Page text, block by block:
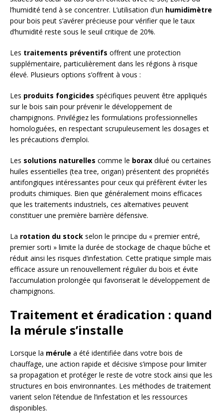
l’humidité tend à se concentrer. L’utilisation d’un humidimètre
pour bois peut s’avérer précieuse pour vérifier que le taux
d’humidité reste sous le seuil critique de 20%.
Les traitements préventifs offrent une protection
supplémentaire, particulièrement dans les régions à risque
élevé. Plusieurs options s’offrent à vous :
Les produits fongicides spécifiques peuvent être appliqués
sur le bois sain pour prévenir le développement de
champignons. Privilégiez les formulations professionnelles
homologuées, en respectant scrupuleusement les dosages et
les précautions d’emploi.
Les solutions naturelles comme le borax dilué ou certaines
huiles essentielles (tea tree, origan) présentent des propriétés
antifongiques intéressantes pour ceux qui préfèrent éviter les
produits chimiques. Bien que généralement moins efficaces
que les traitements industriels, ces alternatives peuvent
constituer une première barrière défensive.
La rotation du stock selon le principe du « premier entré,
premier sorti » limite la durée de stockage de chaque bûche et
réduit ainsi les risques d’infestation. Cette pratique simple mais
efficace assure un renouvellement régulier du bois et évite
l’accumulation prolongée qui favoriserait le développement de
champignons.
Traitement et éradication : quand
la mérule s’installe
Lorsque la mérule a été identifiée dans votre bois de
chauffage, une action rapide et décisive s’impose pour limiter
sa propagation et protéger le reste de votre stock ainsi que les
structures en bois environnantes. Les méthodes de traitement
varient selon l’étendue de l’infestation et les ressources
disponibles.